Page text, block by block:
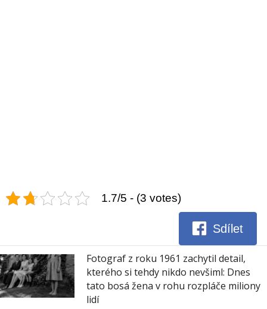
1.7/5 - (3 votes)
Sdílet
Fotograf z roku 1961 zachytil detail,
kterého si tehdy nikdo nevšiml: Dnes
tato bosá žena v rohu rozpláče miliony
lidí